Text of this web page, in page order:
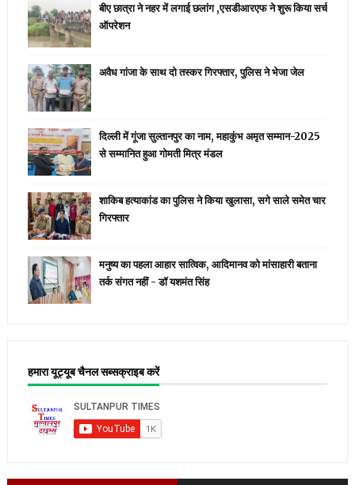
बीए छात्रा ने नहर में लगाई छलांग ,एसडीआरएफ ने शुरू किया सर्च
ऑपरेशन
अवैध गांजा के साथ दो तस्कर गिरफ्तार, पुलिस ने भेजा जेल
दिल्ली में गूंजा सुल्तानपुर का नाम, महाकुंभ अमृत सम्मान-2025
से सम्मानित हुआ गोमती मित्र मंडल
शाकिब हत्याकांड का पुलिस ने किया खुलासा, सगे साले समेत चार
गिरफ्तार
मनुष्य का पहला आहार सात्विक, आदिमानव को मांसाहारी बताना
तर्क संगत नहीं - डॉ यशमंत सिंह
हमारा यूट्यूब चैनल सब्सक्राइब करें